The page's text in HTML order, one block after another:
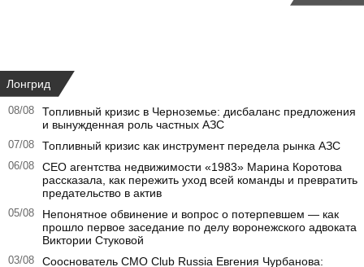
Лонгрид
08/08
Топливный кризис в Черноземье: дисбаланс предложения
и вынужденная роль частных АЗС
07/08 Топливный кризис как инструмент передела рынка АЗС
06/08
CEO агентства недвижимости «1983» Марина Коротова
рассказала, как пережить уход всей команды и превратить
предательство в актив
05/08
Непонятное обвинение и вопрос о потерпевшем — как
прошло первое заседание по делу воронежского адвоката
Виктории Стуковой
03/08
Сооснователь CMO Club Russia Евгения Чурбанова: